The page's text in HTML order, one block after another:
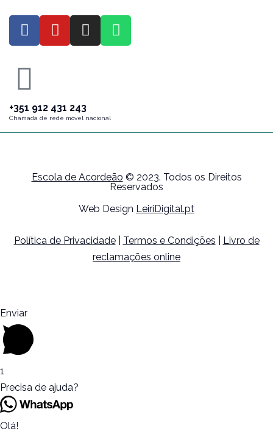
+351 912 431 243
Chamada de rede móvel nacional
Escola de Acordeão © 2023. Todos os Direitos
Reservados
Web Design LeiriDigital.pt
Política de Privacidade| Termos e Condições
Livro de
reclamações online
Enviar
1
Precisa de ajuda?
Olá!